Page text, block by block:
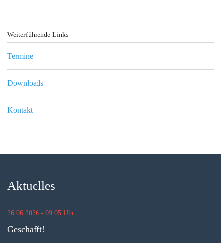
Weiterführende Links
Termine
Downloads
Kontakt
Aktuelles
26.06.2026 - 09:05 Uhr
Geschafft!